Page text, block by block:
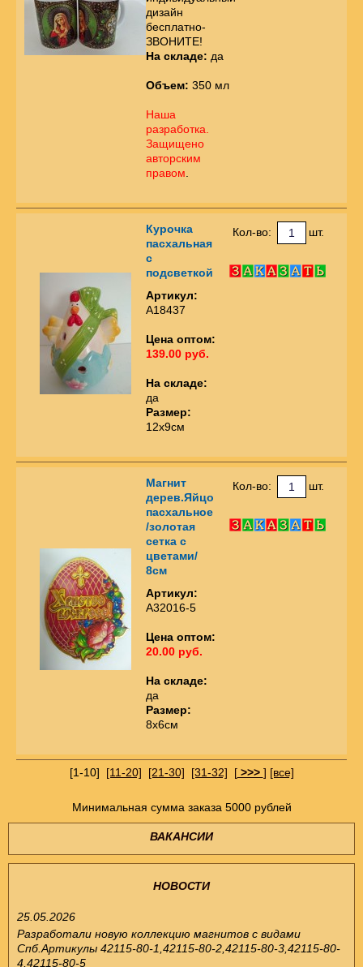
дизайн
бесплатно-
ЗВОНИТЕ!
На складе: да
Объем: 350 мл
Наша
разработка.
Защищено
авторским
правом
Курочка
пасхальная
с
подсветкой
Артикул:
А18437
Цена оптом:
139.00 руб.
На складе:
да
Размер:
12х9см
Кол-во: шт.
Магнит
дерев.Яйцо
пасхальное
/золотая
сетка с
цветами/
8см
Артикул:
А32016-5
Цена оптом:
20.00 руб.
На складе:
да
Размер:
8х6см
Кол-во: шт.
[1-10] [11-20] [21-30] [31-32] [>>> ] [все]
Минимальная сумма заказа 5000 рублей
ВАКАНСИИ
НОВОСТИ
25.05.2026
Разработали новую коллекцию магнитов с видами
Спб.Артикулы 42115-80-1,42115-80-2,42115-80-3,42115-80-
4,42115-80-5